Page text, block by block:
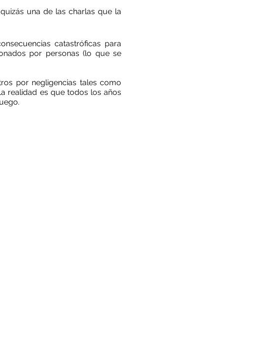
una de las charlas que la
catastróficas para
por personas (lo que se
por negligencias tales como
realidad es que todos los años